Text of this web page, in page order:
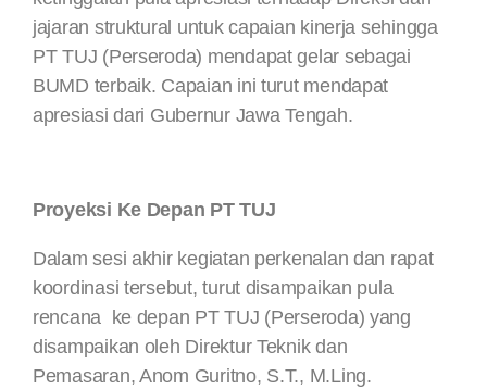
jajaran struktural untuk capaian kinerja sehingga
PT TUJ (Perseroda) mendapat gelar sebagai
BUMD terbaik. Capaian ini turut mendapat
apresiasi dari Gubernur Jawa Tengah.
Proyeksi Ke Depan PT TUJ
Dalam sesi akhir kegiatan perkenalan dan rapat
koordinasi tersebut, turut disampaikan pula
rencana ke depan PT TUJ (Perseroda) yang
disampaikan oleh Direktur Teknik dan
Pemasaran, Anom Guritno, S.T., M.Ling.